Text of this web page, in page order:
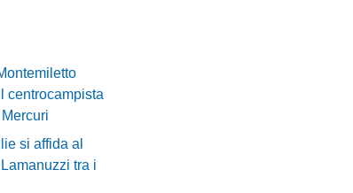
centrocampista
si affida al
tra i